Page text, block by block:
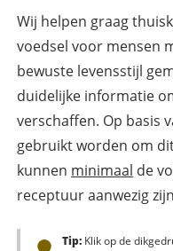
Wij helpen graag
voedsel voor mensen
bewuste levensstijl
duidelijke informatie
verschaffen. Op basis
gebruikt worden om
kunnen minimaal de
receptuur aanwezig
Tip:Klik op de